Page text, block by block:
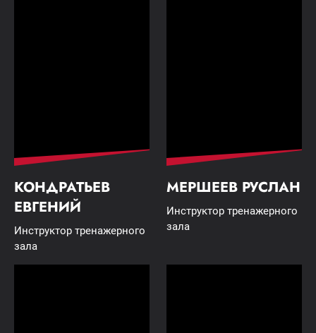
КОНДРАТЬЕВ
ЕВГЕНИЙ
Инструктор тренажерного
зала
МЕРШЕЕВ РУСЛАН
Инструктор тренажерного
зала